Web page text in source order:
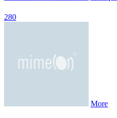
280
More